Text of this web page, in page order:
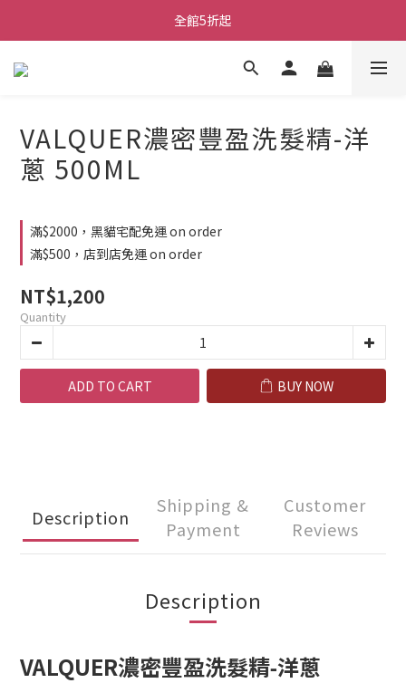
全館5折起
VALQUER濃密豐盈洗髮精-洋
蔥 500ML
滿$2000，黑貓宅配免運 on order
滿$500，店到店免運 on order
NT$1,200
Quantity
ADD TO CART BUY NOW
Description
Shipping &
Payment
Customer
Reviews
Description
VALQUER濃密豐盈洗髮精-洋蔥